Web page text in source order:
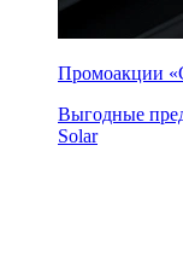
Промоакции
Выгодные
Solar